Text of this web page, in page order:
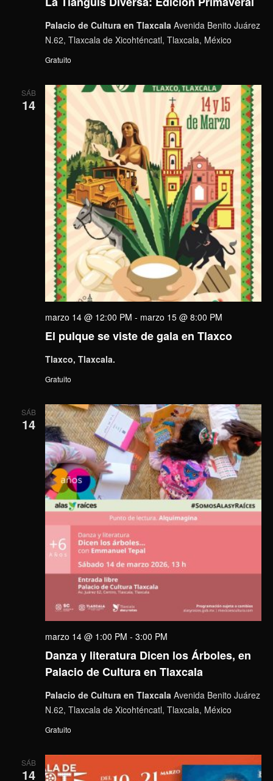
Palacio de Cultura en Tlaxcala Avenida Benito Juárez
N.62, Tlaxcala de Xicohténcatl, Tlaxcala, México
Gratuito
SÁB
14
El pulque se viste de gala en Tlaxco
marzo 14 @ 12:00 PM - marzo 15 @ 8:00 PM
Tlaxco, Tlaxcala.
Gratuito
SÁB
14
Danza y literatura Dicen los Árboles, en
Palacio de Cultura en Tlaxcala
marzo 14 @ 1:00 PM - 3:00 PM
Palacio de Cultura en Tlaxcala Avenida Benito Juárez
N.62, Tlaxcala de Xicohténcatl, Tlaxcala, México
Gratuito
SÁB
14